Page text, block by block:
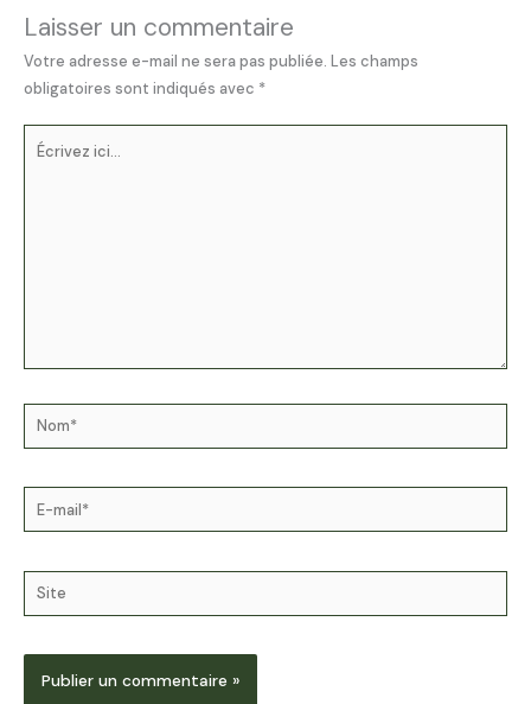
Laisser un commentaire
Votre adresse e-mail ne sera pas publiée. Les champs
obligatoires sont indiqués avec *
Écrivez
Nom*
E-
mail*
Site